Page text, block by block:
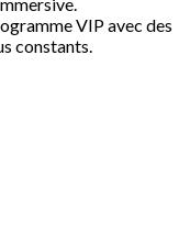
VIP avec des
constants.